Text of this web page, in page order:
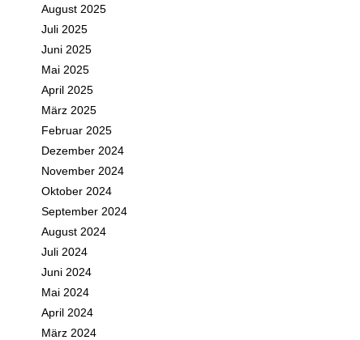
August 2025
Juli 2025
Juni 2025
Mai 2025
April 2025
März 2025
Februar 2025
Dezember 2024
November 2024
Oktober 2024
September 2024
August 2024
Juli 2024
Juni 2024
Mai 2024
April 2024
März 2024